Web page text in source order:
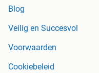
Blog
Veilig en Succesvol
Voorwaarden
Cookiebeleid